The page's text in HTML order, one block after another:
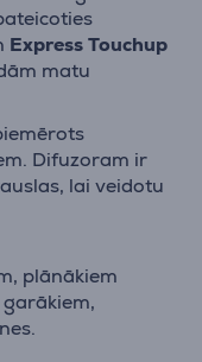
Express Touchup
matu
Difuzoram ir
lai veidotu
plānākiem